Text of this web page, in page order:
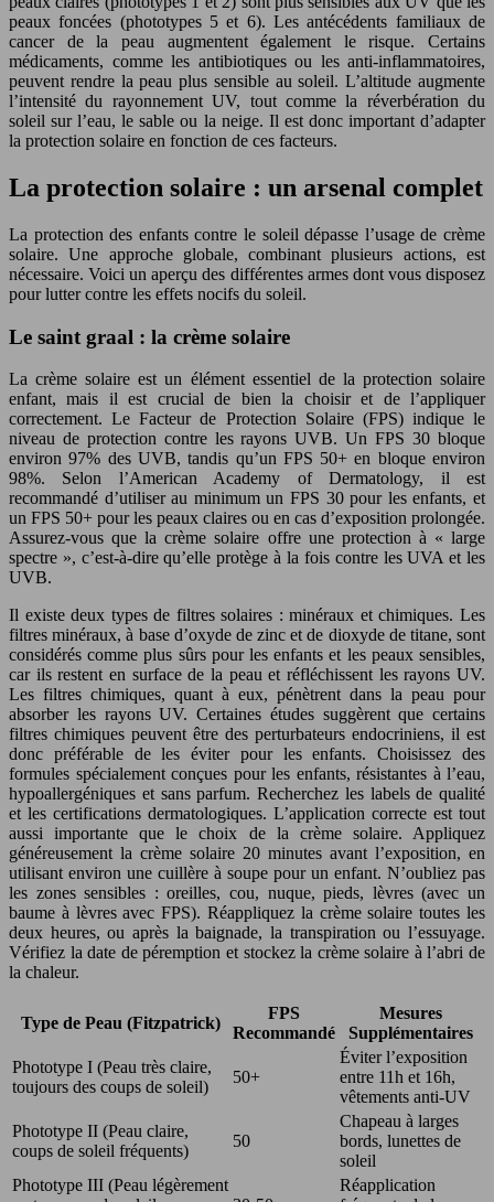
peaux foncées (phototypes 5 et 6). Les antécédents familiaux de
cancer de la peau augmentent également le risque. Certains
médicaments, comme les antibiotiques ou les anti-inflammatoires,
peuvent rendre la peau plus sensible au soleil. L’altitude augmente
l’intensité du rayonnement UV, tout comme la réverbération du
soleil sur l’eau, le sable ou la neige. Il est donc important d’adapter
la protection solaire en fonction de ces facteurs.
La protection solaire : un arsenal complet
La protection des enfants contre le soleil dépasse l’usage de crème
solaire. Une approche globale, combinant plusieurs actions, est
nécessaire. Voici un aperçu des différentes armes dont vous disposez
pour lutter contre les effets nocifs du soleil.
Le saint graal : la crème solaire
La crème solaire est un élément essentiel de la protection solaire
enfant, mais il est crucial de bien la choisir et de l’appliquer
correctement. Le Facteur de Protection Solaire (FPS) indique le
niveau de protection contre les rayons UVB. Un FPS 30 bloque
environ 97% des UVB, tandis qu’un FPS 50+ en bloque environ
98%. Selon l’American Academy of Dermatology, il est
recommandé d’utiliser au minimum un FPS 30 pour les enfants, et
un FPS 50+ pour les peaux claires ou en cas d’exposition prolongée.
Assurez-vous que la crème solaire offre une protection à « large
spectre », c’est-à-dire qu’elle protège à la fois contre les UVA et les
UVB.
Il existe deux types de filtres solaires : minéraux et chimiques. Les
filtres minéraux, à base d’oxyde de zinc et de dioxyde de titane, sont
considérés comme plus sûrs pour les enfants et les peaux sensibles,
car ils restent en surface de la peau et réfléchissent les rayons UV.
Les filtres chimiques, quant à eux, pénètrent dans la peau pour
absorber les rayons UV. Certaines études suggèrent que certains
filtres chimiques peuvent être des perturbateurs endocriniens, il est
donc préférable de les éviter pour les enfants. Choisissez des
formules spécialement conçues pour les enfants, résistantes à l’eau,
hypoallergéniques et sans parfum. Recherchez les labels de qualité
et les certifications dermatologiques. L’application correcte est tout
aussi importante que le choix de la crème solaire. Appliquez
généreusement la crème solaire 20 minutes avant l’exposition, en
utilisant environ une cuillère à soupe pour un enfant. N’oubliez pas
les zones sensibles : oreilles, cou, nuque, pieds, lèvres (avec un
baume à lèvres avec FPS). Réappliquez la crème solaire toutes les
deux heures, ou après la baignade, la transpiration ou l’essuyage.
Vérifiez la date de péremption et stockez la crème solaire à l’abri de
la chaleur.
Type de Peau (Fitzpatrick)
FPS
Recommandé
Mesures
Supplémentaires
Phototype I (Peau très claire,
toujours des coups de soleil)
50+
Éviter l’exposition
entre 11h et 16h,
vêtements anti-UV
Phototype II (Peau claire,
coups de soleil fréquents)
50
Chapeau à larges
bords, lunettes de
soleil
Phototype III (Peau légèrement
Réapplication